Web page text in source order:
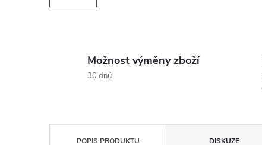
Možnost výměny zboží
30 dnů
POPIS PRODUKTU DISKUZE